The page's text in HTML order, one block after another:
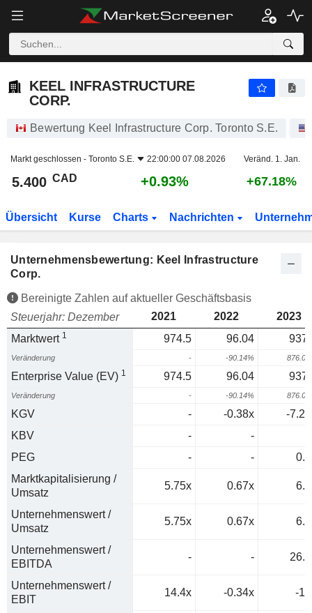
KEEL INFRASTRUCTURE
CORP.
Bewertung Keel Infrastructure Corp. Toronto S.E.
Markt geschlossen - Toronto S.E. 22:00:00 07.08.2026 Veränd. 1. Jan.
5.400 CAD +0.93% +67.18%
Übersicht Kurse Charts Nachrichten
Unternehmensbewertung: Keel Infrastructure
Corp.
Bereinigte Zahlen auf aktueller Geschäftsbasis
Steuerjahr: Dezember
2021 2022
2023
Marktwert 1 974.5 96.04
Veränderung - -90.14%
Enterprise Value (EV) 1 974.5 96.04
Veränderung - -90.14%
KGV - -0.38x
-
KBV
-
-
PEG
- -
Marktkapitalisierung /
Umsatz
5.75x 0.67x
Unternehmenswert /
Umsatz
5.75x 0.67x
Unternehmenswert /
EBITDA
- -
Unternehmenswert /
EBIT
14.4x -0.34x -